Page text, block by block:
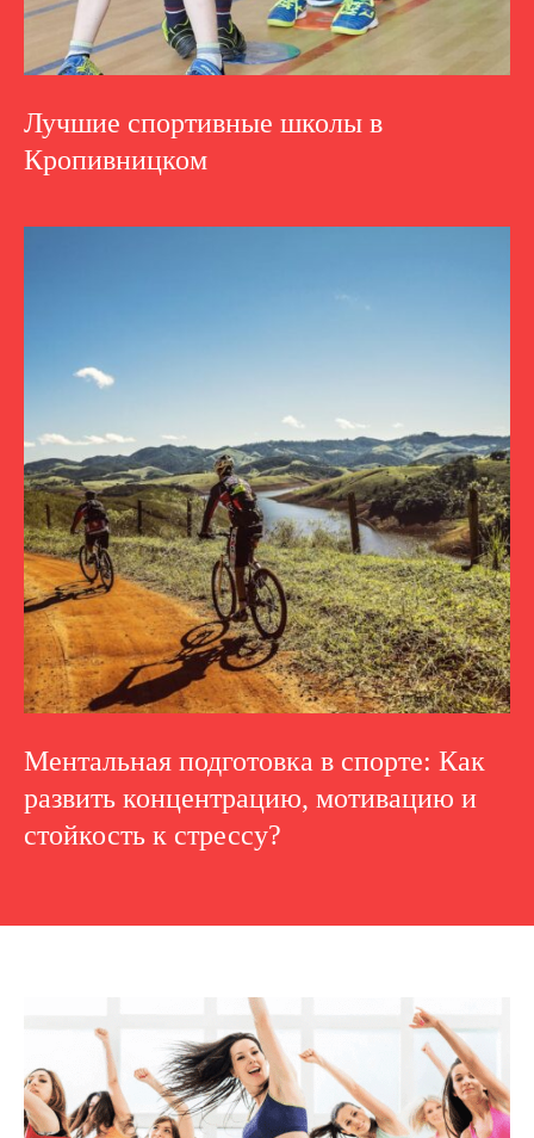
Лучшие спортивные школы в
Кропивницком
Ментальная подготовка в спорте: Как
развить концентрацию, мотивацию и
стойкость к стрессу?